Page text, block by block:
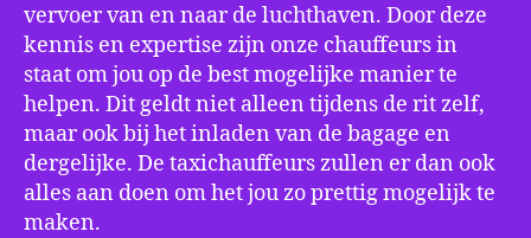
vervoer van en naar de luchthaven. Door deze
kennis en expertise zijn onze chauffeurs in
staat om jou op de best mogelijke manier te
helpen. Dit geldt niet alleen tijdens de rit zelf,
maar ook bij het inladen van de bagage en
dergelijke. De taxichauffeurs zullen er dan ook
alles aan doen om het jou zo prettig mogelijk te
maken.